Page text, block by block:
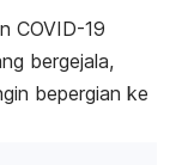
COVID-19
bergejala,
bepergian ke